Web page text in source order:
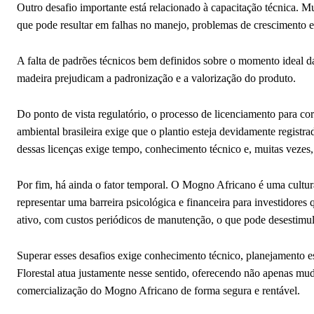
Outro desafio importante está relacionado à capacitação técnica.
que pode resultar em falhas no manejo, problemas de
A falta de padrões técnicos bem definidos sobre o momento ideal
madeira prejudicam a padronização e a valorização do produto.
Do ponto de vista regulatório, o processo de licenciamento para
ambiental brasileira exige que o plantio esteja devidamente
dessas licenças exige tempo, conhecimento técnico e, muitas
Por fim, há ainda o fator temporal. O Mogno Africano é uma
representar uma barreira psicológica e financeira para
ativo, com custos periódicos de manutenção, o que pode
Superar esses desafios exige conhecimento técnico,
Florestal atua justamente nesse sentido, oferecendo não apenas
comercialização do Mogno Africano de forma segura e rentável.